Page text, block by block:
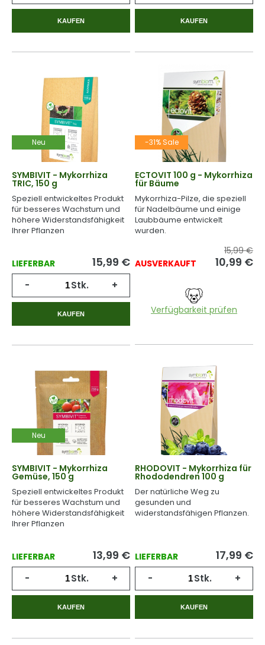
KAUFEN KAUFEN
Neu
SYMBIVIT - Mykorrhiza
TRIC, 150 g
Speziell entwickeltes Produkt
für besseres Wachstum und
höhere Widerstandsfähigkeit
Ihrer Pflanzen
LIEFERBAR 15,99 €
- Stk. +
KAUFEN
-31% Sale
ECTOVIT 100 g - Mykorrhiza
für Bäume
Mykorrhiza-Pilze, die speziell
für Nadelbäume und einige
Laubbäume entwickelt
wurden.
AUSVERKAUFT
15,99 €
10,99 €
Verfügbarkeit prüfen
Neu
SYMBIVIT - Mykorrhiza
Gemüse, 150 g
Speziell entwickeltes Produkt
für besseres Wachstum und
höhere Widerstandsfähigkeit
Ihrer Pflanzen
LIEFERBAR 13,99 €
- Stk. +
KAUFEN
RHODOVIT - Mykorrhiza für
Rhododendren 100 g
Der natürliche Weg zu
gesunden und
widerstandsfähigen Pflanzen.
LIEFERBAR 17,99 €
- Stk. +
KAUFEN